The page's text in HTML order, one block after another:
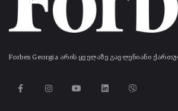
Forbes Georgia არის ყველაზე გავლენიანი